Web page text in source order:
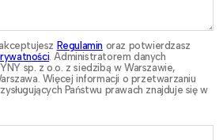
Regulamin oraz potwierdzasz
. Administratorem danych
sp. z o.o. z siedzibą w Warszawie,
Więcej informacji o przetwarzaniu
Państwu prawach znajduje się w